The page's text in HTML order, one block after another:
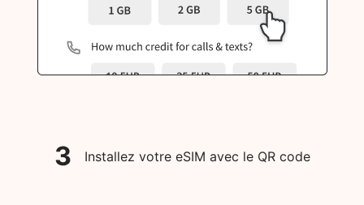
3 Installez votre eSIM avec le QR code